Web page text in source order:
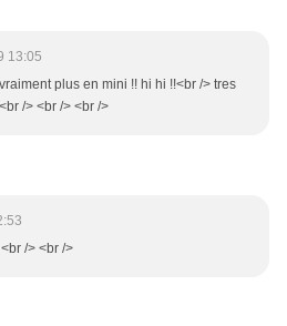
13:05
plus en mini !! hi hi !!<br /> tres
/> <br /> <br />
/> <br />